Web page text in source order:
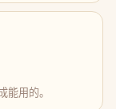
用的。